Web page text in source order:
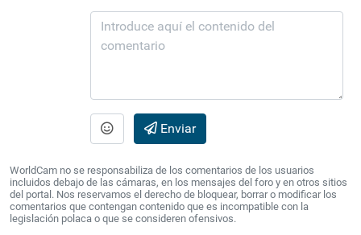
Enviar
WorldCam no se responsabiliza de los comentarios de los usuarios
incluidos debajo de las cámaras, en los mensajes del foro y en otros sitios
del portal. Nos reservamos el derecho de bloquear, borrar o modificar los
comentarios que contengan contenido que es incompatible con la
legislación polaca o que se consideren ofensivos.